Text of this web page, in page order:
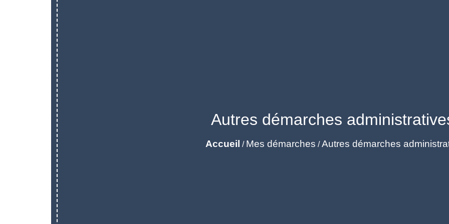
Autres démarches
Accueil / Mes démarches /Autres démarches